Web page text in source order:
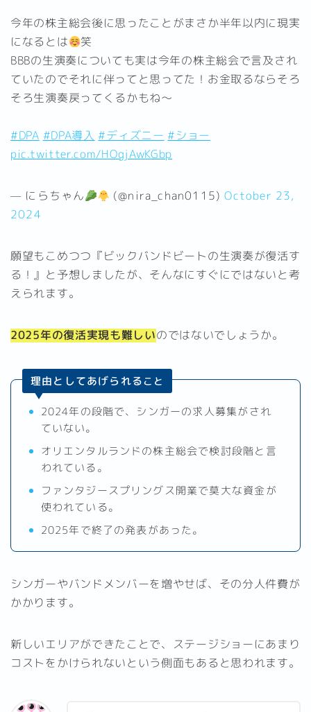
今年の株主総会後に思ったことがまさか半年以内に現実
になるとは
笑
BBBの生演奏についても実は今年の株主総会で言及され
ていたのでそれに伴ってと思ってた！お金取るならそろ
そろ生演奏戻ってくるかもね〜
#DPA #DPA導入 #ディズニー #ショー
pic.twitter.com/HOgjAwKGbp
— にらちゃん (@nira_chan0115)October 23,
2024
願望もこめつつ『ビックバンドビートの生演奏が復活す
る！』と予想しましたが、そんなにすぐにではないと考
えられます。
2025年の復活実現も難しいのではないでしょうか。
理由としてあげられること
2024年の段階で、シンガーの求人募集がされ
ていない。
オリエンタルランドの株主総会で検討段階と言
われている。
ファンタジースプリングス開業で莫大な資金が
使われている。
2025年で終了の発表があった。
シンガーやバンドメンバーを増やせば、その分人件費が
かかります。
新しいエリアができたことで、ステージショーにあまり
コストをかけられないという側面もあると思われます。